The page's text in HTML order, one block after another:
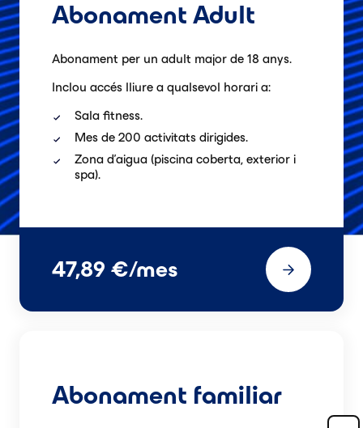
Abonament Adult
Abonament per un adult major de 18 anys.
Inclou accés lliure a qualsevol horari a:
Sala fitness.
Mes de 200 activitats dirigides.
Zona d'aigua (piscina coberta, exterior i
spa).
47,89 €/mes
Abonament familiar